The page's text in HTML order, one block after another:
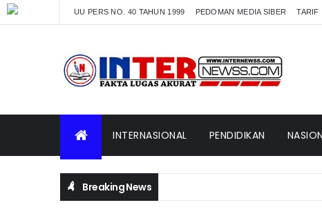
UU PERS NO. 40 TAHUN 1999 PEDOMAN MEDIA SIBER TARIF
INTERNASIONAL PENDIDIKAN
Breaking News